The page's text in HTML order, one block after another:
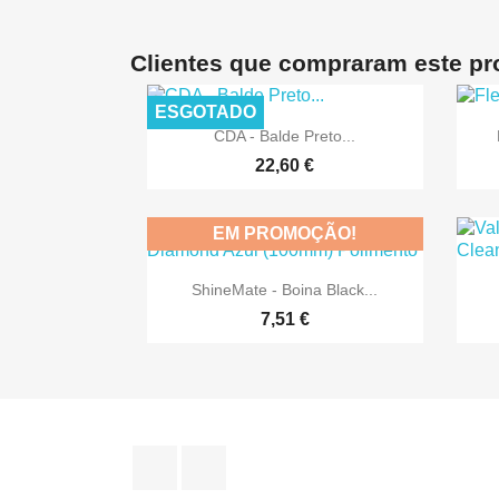
Clientes que compraram este
 Vista rápida
CDA - Balde Preto...
22,60 €
ESGOTADO
 Vista rápida
ShineMate - Boina Black...
7,51 €
EM PROMOÇÃO!